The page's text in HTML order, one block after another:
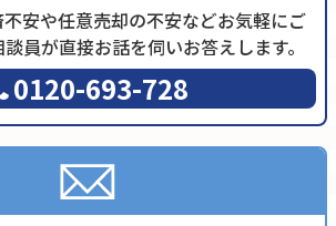
安や任意売却の不安などお気軽にご
員が直接お話を伺いお答えします。
0120-693-728